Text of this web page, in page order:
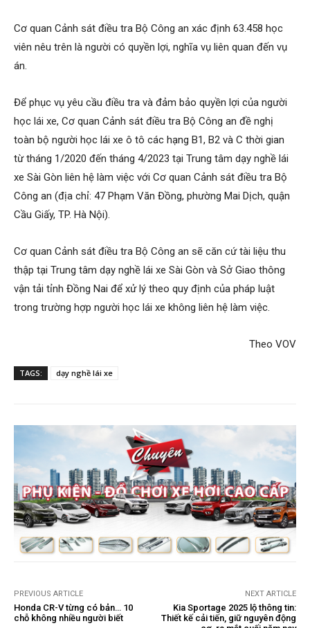
Cơ quan Cảnh sát điều tra Bộ Công an xác định 63.458 học
viên nêu trên là người có quyền lợi, nghĩa vụ liên quan đến vụ
án.
Để phục vụ yêu cầu điều tra và đảm bảo quyền lợi của người
học lái xe, Cơ quan Cảnh sát điều tra Bộ Công an đề nghị
toàn bộ người học lái xe ô tô các hạng B1, B2 và C thời gian
từ tháng 1/2020 đến tháng 4/2023 tại Trung tâm dạy nghề lái
xe Sài Gòn liên hệ làm việc với Cơ quan Cảnh sát điều tra Bộ
Công an (địa chỉ: 47 Phạm Văn Đồng, phường Mai Dịch, quận
Cầu Giấy, TP. Hà Nội).
Cơ quan Cảnh sát điều tra Bộ Công an sẽ căn cứ tài liệu thu
thập tại Trung tâm dạy nghề lái xe Sài Gòn và Sở Giao thông
vận tải tỉnh Đồng Nai để xử lý theo quy định của pháp luật
trong trường hợp người học lái xe không liên hệ làm việc.
Theo VOV​
TAGS: dạy nghề lái xe
PREVIOUS ARTICLE
Honda CR-V từng có bản… 10
chỗ không nhiều người biết
NEXT ARTICLE
Kia Sportage 2025 lộ thông tin:
Thiết kế cải tiến, giữ nguyên động